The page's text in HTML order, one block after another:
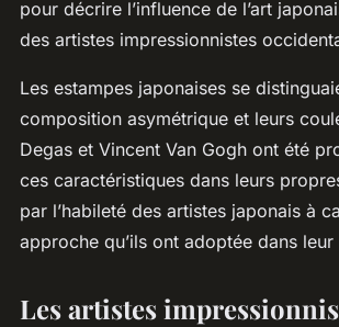
pour décrire l’influence de l’art
des artistes impressionnistes
Les estampes japonaises se
composition asymétrique et leurs
Degas et Vincent Van Gogh ont été
ces caractéristiques dans leurs
par l’habileté des artistes japonais à
approche qu’ils ont adoptée dans
Les artistes